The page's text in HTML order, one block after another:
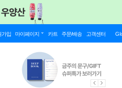
가입 마이페이지 카트 주문/배송 고객센터